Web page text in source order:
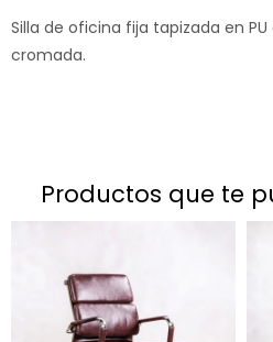
Silla de oficina fija tapizada en
cromada.
productos que te